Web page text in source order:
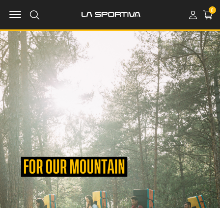
MENU OPEN 0